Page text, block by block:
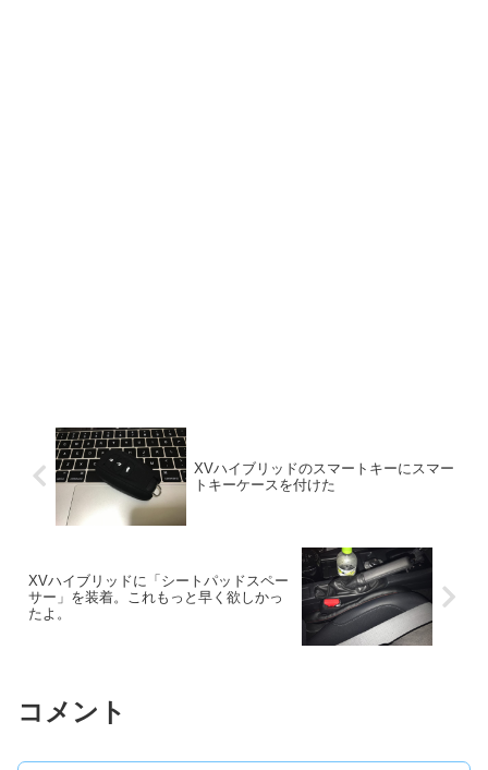
XVハイブリッドのスマートキーにスマー
トキーケースを付けた
XVハイブリッドに「シートパッドスペー
サー」を装着。これもっと早く欲しかっ
たよ。
コメント